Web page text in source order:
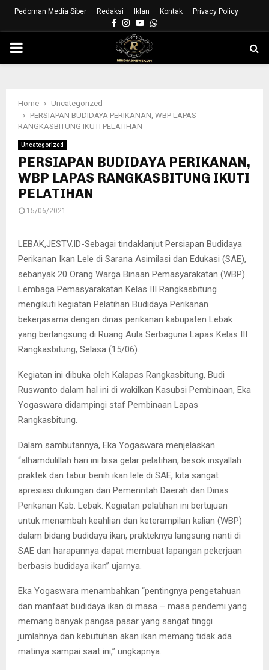
Pedoman Media Siber Redaksi Iklan Kontak Privacy Policy
Facebook
Instagram
YoutubeWhatsapp
PRIMARY
Home
Uncategorized
PERSIAPAN BUDIDAYA PERIKANAN, WBP LAPAS
RANGKASBITUNG IKUTI PELATIHAN
Uncategorized
PERSIAPAN BUDIDAYA PERIKANAN,
WBP LAPAS RANGKASBITUNG IKUTI
PELATIHAN
15/06/2021
LEBAK,JESTV.ID-Sebagai tindaklanjut Persiapan Budidaya
Perikanan Ikan Lele di Sarana Asimilasi dan Edukasi (SAE),
sebanyak 20 Orang Warga Binaan Pemasyarakatan (WBP)
Lembaga Pemasyarakatan Kelas III Rangkasbitung
mengikuti kegiatan Pelatihan Budidaya Perikanan
bekerjasama dengan dinas perikanan kabupaten Lebak
yang berlangsung di Ruang Aula Serbaguna Lapas Kelas III
Rangkasbitung, Selasa (15/06).
Kegiatan ini dibuka oleh Kalapas Rangkasbitung, Budi
Ruswanto dalam hal ini di wakilkan Kasubsi Pembinaan, Eka
Yogaswara didampingi staf Pembinaan Lapas
Rangkasbitung.
Dalam sambutannya, Eka Yogaswara menjelaskan
“alhamdulillah hari ini bisa gelar pelatihan, besok insyallah
praktek dan tabur benih ikan lele di SAE, kita sangat
apresiasi dukungan dari Pemerintah Daerah dan Dinas
Perikanan Kab. Lebak. Kegiatan pelatihan ini bertujuan
untuk menambah keahlian dan keterampilan kalian (WBP)
dalam bidang budidaya ikan, prakteknya langsung nanti di
SAE dan harapannya dapat membuat lapangan pekerjaan
berbasis budidaya ikan” ujarnya.
Eka Yogaswara menambahkan “pentingnya pengetahuan
dan manfaat budidaya ikan di masa – masa pendemi yang
memang banyak pangsa pasar yang sangat tinggi
jumlahnya dan kebutuhan akan ikan memang tidak ada
matinya sampai saat ini,” ungkapnya.